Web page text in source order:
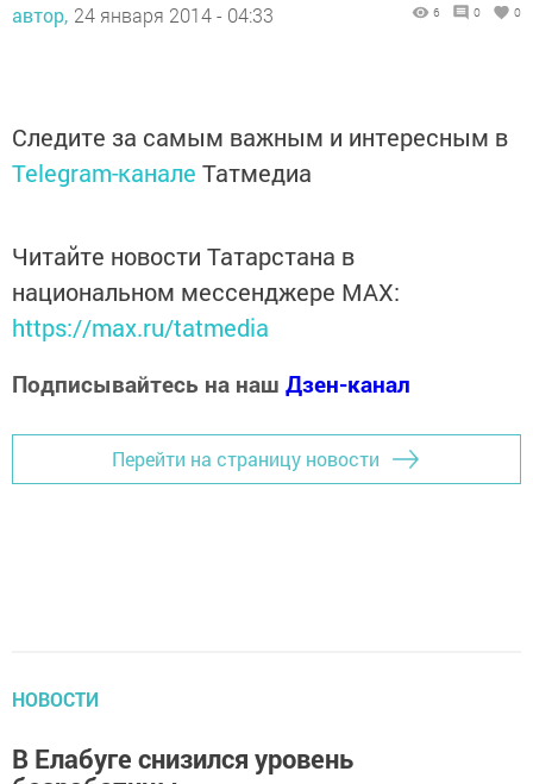
автор, 24 января 2014 - 04:33 6 0 0
Следите за самым важным и интересным в
Telegram-канале Татмедиа
Читайте новости Татарстана в
национальном мессенджере MАХ:
https://max.ru/tatmedia
Подписывайтесь на наш Дзен-канал
Перейти на страницу новости
НОВОСТИ
В Елабуге снизился уровень